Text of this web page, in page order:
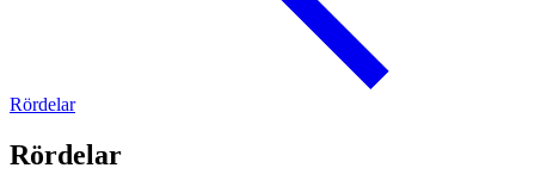
Rördelar
Rördelar